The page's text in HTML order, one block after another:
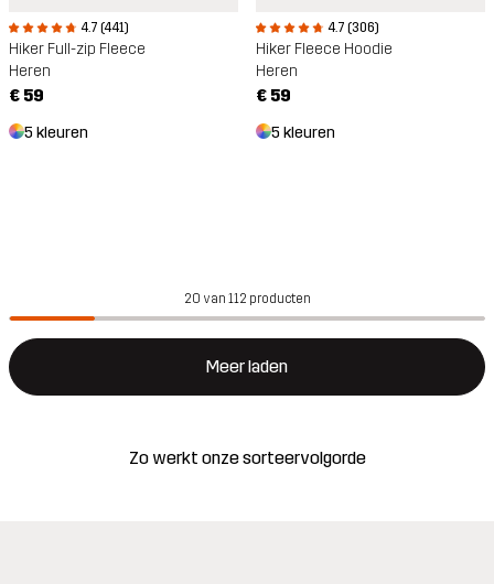
4.7 (441)
Hiker Full-zip Fleece
Heren
€ 59
5 kleuren
4.7 (306)
Hiker Fleece Hoodie
Heren
€ 59
5 kleuren
20 van 112 producten
Meer laden
Zo werkt onze sorteervolgorde